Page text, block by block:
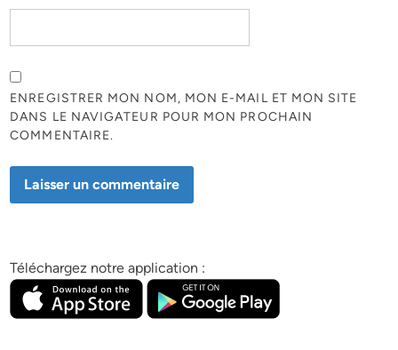
ENREGISTRER MON NOM, MON E-MAIL ET MON SITE
DANS LE NAVIGATEUR POUR MON PROCHAIN
COMMENTAIRE.
Téléchargez notre application :